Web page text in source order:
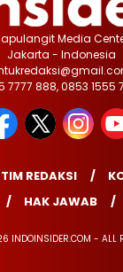
Media
Jakarta - Indonesia
7777 888, 0853 1555
TIM REDAKSI
HAK JAWAB
INDOINSIDER.COM - ALL